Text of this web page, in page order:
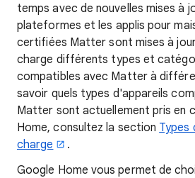
temps avec de nouvelles mises à
plateformes et les applis pour
certifiées Matter sont mises à
charge différents types et
compatibles avec Matter à
savoir quels types d'appareils
Matter sont actuellement pris en
Home, consultez la section Types
charge
.
Google Home vous permet de